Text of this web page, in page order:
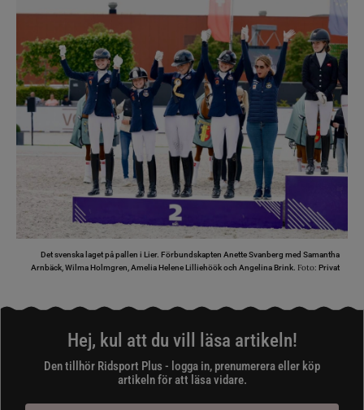
Det svenska laget på pallen i Lier. Förbundskapten Anette Svanberg med Samantha
Arnbäck, Wilma Holmgren, Amelia Helene Lilliehöök och Angelina Brink. Foto: Privat
Hej, kul att du vill läsa artikeln!
Den tillhör Ridsport Plus - logga in, prenumerera eller köp
artikeln för att läsa vidare.